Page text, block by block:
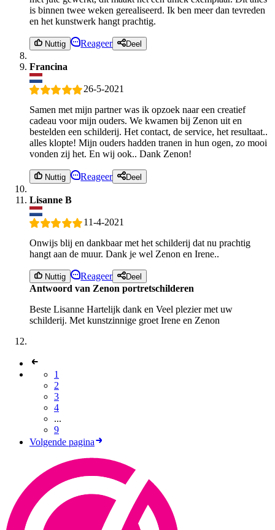
is binnen twee weken gerealiseerd. Ik ben meer dan tevreden
en het kunstwerk hangt prachtig.
Nuttig Reageer Deel
Francina
26-5-2021
Samen met mijn partner was ik opzoek naar een creatief
cadeau voor mijn ouders. We kwamen bij Zenon uit en
bestelden een schilderij. Het contact, de service, het resultaat..
alles klopte! Mijn ouders hadden tranen in hun ogen, zo mooi
vonden zij het. En wij ook.. Dank Zenon!
Nuttig Reageer Deel
Lisanne B
11-4-2021
Onwijs blij en dankbaar met het schilderij dat nu prachtig
hangt aan de muur. Dank je wel Zenon en Irene..
Nuttig Reageer Deel
Antwoord van Zenon portretschilderen
Beste Lisanne Hartelijk dank en Veel plezier met uw
schilderij. Met kunstzinnige groet Irene en Zenon
1
2
3
4
...
9
Volgende pagina